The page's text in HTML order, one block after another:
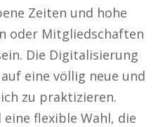
Zeiten und hohe
oder Mitgliedschaften
Die Digitalisierung
eine völlig neue und
zu praktizieren.
flexible Wahl, die